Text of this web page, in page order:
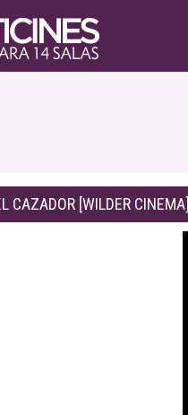
CAZADOR [WILDER CINEMA]